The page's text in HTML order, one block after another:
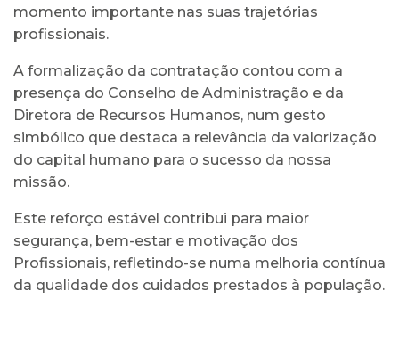
momento importante nas suas trajetórias
profissionais.
A formalização da contratação contou com a
presença do Conselho de Administração e da
Diretora de Recursos Humanos, num gesto
simbólico que destaca a relevância da valorização
do capital humano para o sucesso da nossa
missão.
Este reforço estável contribui para maior
segurança, bem-estar e motivação dos
Profissionais, refletindo-se numa melhoria contínua
da qualidade dos cuidados prestados à população.